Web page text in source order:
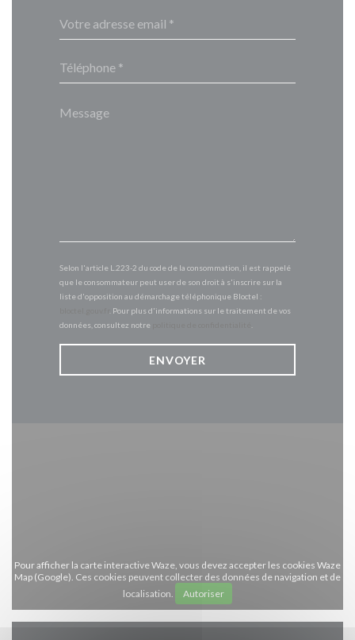
Selon l'article L.223-2 du code de la consommation, il est rappelé
que le consommateur peut user de son droit à s'inscrire sur la
liste d'opposition au démarchage téléphonique Bloctel :
. Pour plus d'informations sur le traitement de vos
données, consultez notre
Pour afficher la carte interactive Waze, vous devez accepter les cookies Waze
Map (Google). Ces cookies peuvent collecter des données de navigation et de
localisation.
Autoriser